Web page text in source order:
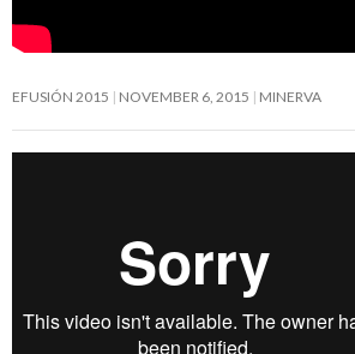
EFUSIÓN 2015 NOVEMBER 6, 2015 MINERVA